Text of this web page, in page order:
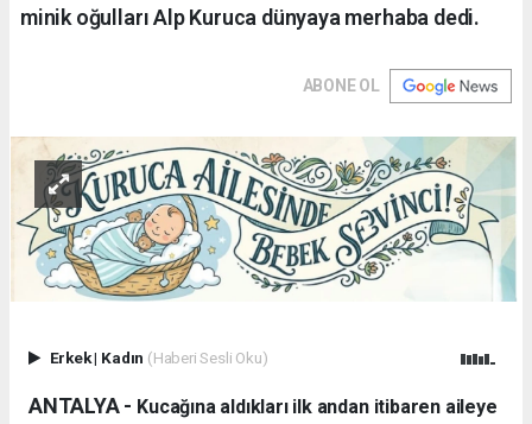
minik oğulları Alp Kuruca dünyaya merhaba dedi.
ABONE OL
Erkek| Kadın (Haberi Sesli Oku)
ANTALYA - ​ Kucağına aldıkları ilk andan itibaren aileye